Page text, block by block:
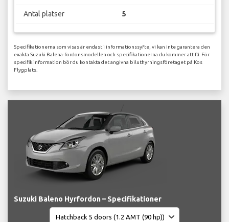
Antal platser 5
Specifikationerna som visas är endast i informationssyfte, vi kan inte garantera den
exakta Suzuki Balena-fordonsmodellen och specifikationerna du kommer att få. För
specifik information bör du kontakta det angivna biluthyrningsföretaget på Kos
Flygplats.
Suzuki Baleno Hyrfordon – Specifikationer